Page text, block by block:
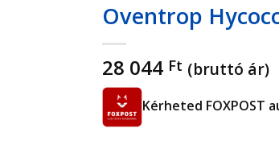
Oventrop
28 044 Ft (bruttó ár)
Kérheted FOXPOST